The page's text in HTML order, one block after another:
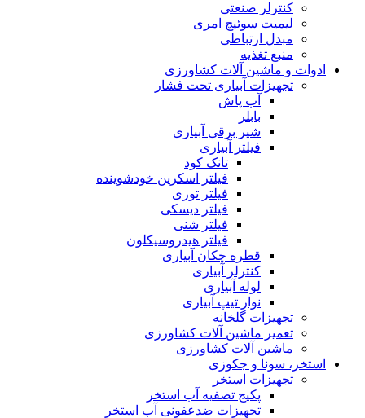
کنترلر صنعتی
لیمیت سوئیچ امری
مبدل ارتباطی
منبع تغذیه
ادوات و ماشین آلات کشاورزی
تجهیزات آبیاری تحت فشار
آب پاش
بابلر
شیر برقی آبیاری
فیلتر آبیاری
تانک کود
فیلتر اسکرین خودشوینده
فیلتر توری
فیلتر دیسکی
فیلتر شنی
فیلتر هیدروسیکلون
قطره چکان آبیاری
کنترلر آبیاری
لوله آبیاری
نوار تیپ آبیاری
تجهیزات گلخانه
تعمیر ماشین آلات کشاورزی
ماشین آلات کشاورزی
استخر، سونا و جکوزی
تجهیزات استخر
پکیج تصفیه آب استخر
تجهیزات ضدعفونی آب استخر